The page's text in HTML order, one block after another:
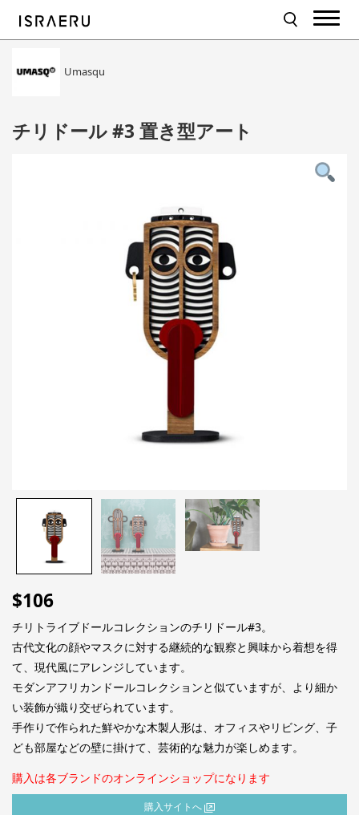
Umasqu
チリドール #3 置き型アート
$106
チリトライブドールコレクションのチリドール#3。
古代文化の顔やマスクに対する継続的な観察と興味から着想を得
て、現代風にアレンジしています。
モダンアフリカンドールコレクションと似ていますが、より細か
い装飾が織り交ぜられています。
手作りで作られた鮮やかな木製人形は、オフィスやリビング、子
ども部屋などの壁に掛けて、芸術的な魅力が楽しめます。
購入は各ブランドのオンラインショップになります
購⼊サイトへ